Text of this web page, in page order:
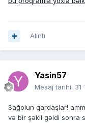
Alıntı
Yasin57
Mesaj tarihi: 31
Sağolun qardaşlar!
və bir şəkil gəldi sonra